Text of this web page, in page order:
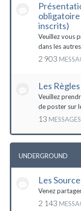
inscrits)
Veuillez vous
dans les
2 903
Les Règles
Veuillez
de poster sur
13 MESSAGES
UNDERGROUND
Les
Venez
2 143